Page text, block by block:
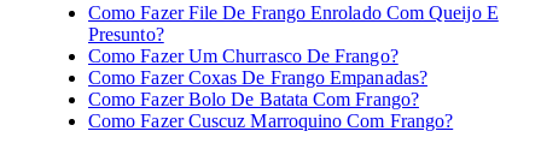
Como Fazer File De Frango Enrolado Com Queijo E
Presunto?
Como Fazer Um Churrasco De Frango?
Como Fazer Coxas De Frango Empanadas?
Como Fazer Bolo De Batata Com Frango?
Como Fazer Cuscuz Marroquino Com Frango?